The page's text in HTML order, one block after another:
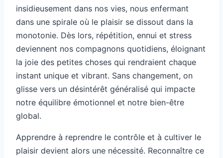
insidieusement dans nos vies, nous enfermant
dans une spirale où le plaisir se dissout dans la
monotonie. Dès lors, répétition, ennui et stress
deviennent nos compagnons quotidiens, éloignant
la joie des petites choses qui rendraient chaque
instant unique et vibrant. Sans changement, on
glisse vers un désintérêt généralisé qui impacte
notre équilibre émotionnel et notre bien-être
global.
Apprendre à reprendre le contrôle et à cultiver le
plaisir devient alors une nécessité. Reconnaître ce